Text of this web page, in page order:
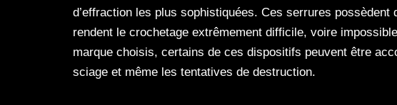
d’effraction les plus sophistiquées. Ces serrures
rendent le crochetage extrêmement difficile, voire
marque choisis, certains de ces dispositifs peuvent être
sciage et même les tentatives de destruction.